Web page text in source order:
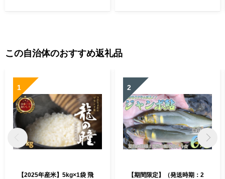
この自治体のおすすめ返礼品
1
【2025年産米】5kg×1袋 飛
2
【期間限定】（発送時期：2